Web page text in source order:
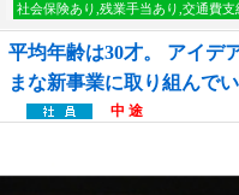
社会保険あり,残業手当あり,交通費支
平均年齢は30才。 アイデ
まな新事業に取り組んでい
中 途